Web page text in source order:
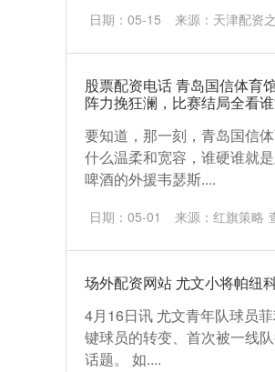
日期：05-15 来源：天津配资
股票配资电话 青岛国信体育
阵力挽狂澜，比赛结局全看
要知道，那一刻，青岛国信
什么温柔和宽容，谁硬谁就
啤酒的外援韦瑟斯....
日期：05-01 来源：红旗策略
场外配资网站 尤文小将帕纽
4月16日讯 尤文青年队球员
键球员的转变、首次被一线
话题。 如....